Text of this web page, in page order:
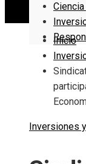
Inicio
Inversiones